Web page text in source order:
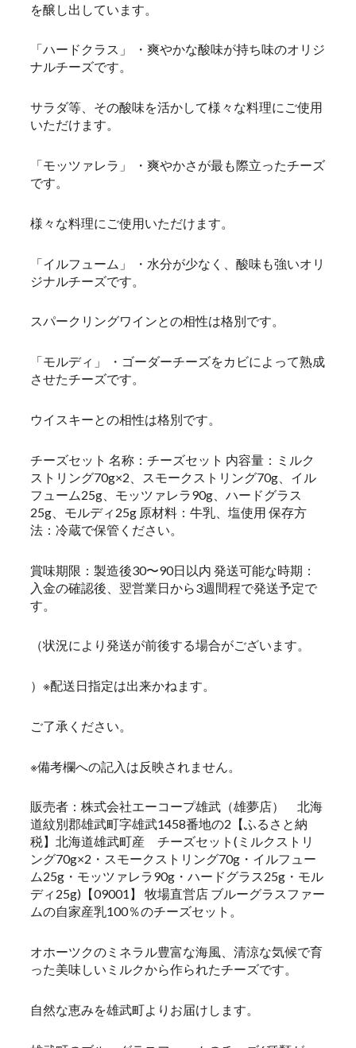
を醸し出しています。
「ハードクラス」 ・爽やかな酸味が持ち味のオリジ
ナルチーズです。
サラダ等、その酸味を活かして様々な料理にご使用
いただけます。
「モッツァレラ」 ・爽やかさが最も際立ったチーズ
です。
様々な料理にご使用いただけます。
「イルフューム」 ・水分が少なく、酸味も強いオリ
ジナルチーズです。
スパークリングワインとの相性は格別です。
「モルディ」 ・ゴーダーチーズをカビによって熟成
させたチーズです。
ウイスキーとの相性は格別です。
チーズセット 名称：チーズセット 内容量：ミルク
ストリング70g×2、スモークストリング70g、イル
フューム25g、モッツァレラ90g、ハードグラス
25g、モルディ25g 原材料：牛乳、塩使用 保存方
法：冷蔵で保管ください。
賞味期限：製造後30〜90日以内 発送可能な時期：
入金の確認後、翌営業日から3週間程で発送予定で
す。
（状況により発送が前後する場合がございます。
）※配送日指定は出来かねます。
ご了承ください。
※備考欄への記入は反映されません。
販売者：株式会社エーコープ雄武（雄夢店） 北海
道紋別郡雄武町字雄武1458番地の2【ふるさと納
税】北海道雄武町産 チーズセット(ミルクストリ
ング70g×2・スモークストリング70g・イルフュー
ム25g・モッツァレラ90g・ハードグラス25g・モル
ディ25g)【09001】 牧場直営店 ブルーグラスファー
ムの自家産乳100％のチーズセット。
オホーツクのミネラル豊富な海風、清涼な気候で育
った美味しいミルクから作られたチーズです。
自然な恵みを雄武町よりお届けします。